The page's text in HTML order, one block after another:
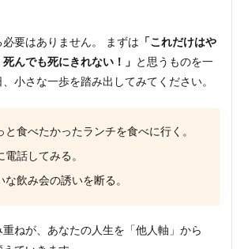
要はありません。 まずは 「これだけはや
んでも死にきれない！」
と思うものを一
小さな一歩を踏み出してみてください。
と食べたかったランチを食べに行く。
電話してみる。
な飲み会の誘いを断る。
ねが、あなたの人生を「他人軸」から